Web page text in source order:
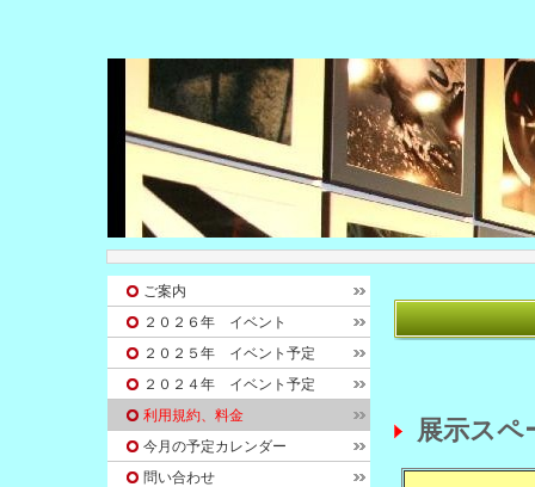
展示スペ
ご案内
２０２６年 イベント
２０２５年 イベント予定
２０２４年 イベント予定
利用規約、料金
今月の予定カレンダー
問い合わせ